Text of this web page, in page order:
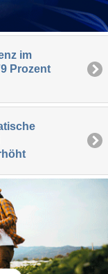
im
Prozent